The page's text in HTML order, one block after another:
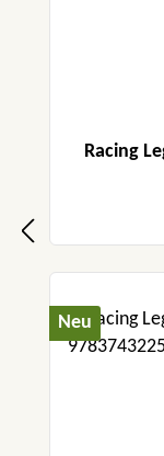
Racing
Neu